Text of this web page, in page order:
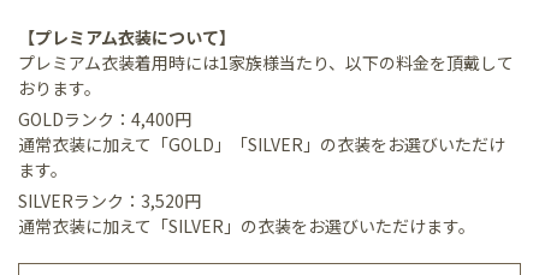
【プレミアム衣装について】
プレミアム衣装着用時には1家族様当たり、以下の料金を頂戴して
おります。
GOLDランク：4,400円
通常衣装に加えて「GOLD」「SILVER」の衣装をお選びいただけ
ます。
SILVERランク：3,520円
通常衣装に加えて「SILVER」の衣装をお選びいただけます。